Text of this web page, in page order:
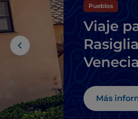
Pueblos
Viaje
Más